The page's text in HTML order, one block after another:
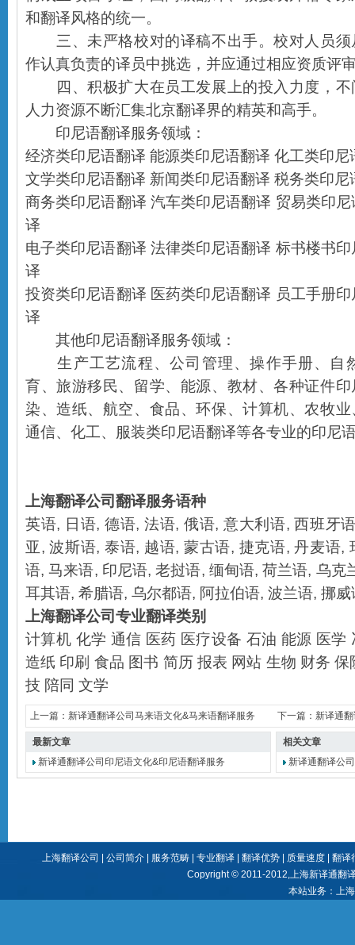
和翻译风格的统一。
三、未严格校对的译稿不出手。校对人员须
作认真负责的译员中挑选，并应通过相应资质评
四、积极扩大在员工发展上的投入力度，不
人力资源不断汇集北京翻译界的精英和高手。
印尼语翻译服务领域：
经济类印尼语翻译 能源类印尼语翻译 化工类印
文学类印尼语翻译 新闻类印尼语翻译 税务类印
商务类印尼语翻译 汽车类印尼语翻译 贸易类印
译
电子类印尼语翻译 法律类印尼语翻译 标书楼书
译
投资类印尼语翻译 医药类印尼语翻译 员工手册
译
其他印尼语翻译服务领域：
生产工艺流程、公司管理、操作手册、自
育、旅游移民、留学、能源、教材、各种证件
染、造纸、航空、食品、环保、计算机、农牧
通信、化工、服装类印尼语翻译等各专业的印尼
上海翻译公司翻译服务语种
英语, 日语, 德语, 法语, 俄语, 意大利语,西班牙
亚,波斯语, 泰语, 越语, 蒙古语, 捷克语,丹麦语,
语,马来语, 印尼语,老挝语, 缅甸语,荷兰语, 乌克
耳其语, 希腊语, 乌尔都语, 阿拉伯语, 波兰语, 挪威
上海翻译公司专业翻译类别
计算机 化学 通信 医药 医疗设备 石油 能源 医学
造纸 印刷 食品 图书 简历 报表 网站 生物 财务 保
技 陪同 文学
上一篇： 新译通翻译公司马来语文化&马来语翻译服务 下一篇： 新译通
最新文章
新译通翻译公司印尼语文化&印尼语翻译服务
相关文章
新译通翻译公
上海翻译公司 公司简介 服务范畴 专业翻译 翻译优势 质量速度
翻译
Copyright © 2011-2012,上海新译通翻
本站业务： 上